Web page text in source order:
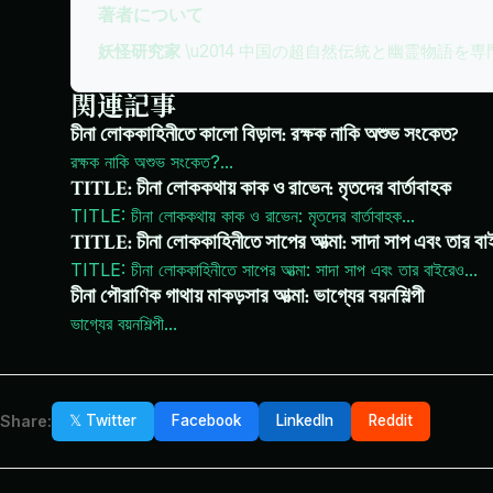
著者について
妖怪研究家 \u2014 中国の超自然伝統と幽霊物語を専
関連記事
চীনা লোককাহিনীতে কালো বিড়াল: রক্ষক নাকি অশুভ সংকেত?
রক্ষক নাকি অশুভ সংকেত?...
TITLE: চীনা লোককথায় কাক ও রাভেন: মৃতদের বার্তাবাহক
TITLE: চীনা লোককথায় কাক ও রাভেন: মৃতদের বার্তাবাহক...
TITLE: চীনা লোককাহিনীতে সাপের আত্মা: সাদা সাপ এবং তার
TITLE: চীনা লোককাহিনীতে সাপের আত্মা: সাদা সাপ এবং তার বাইরেও...
চীনা পৌরাণিক গাথায় মাকড়সার আত্মা: ভাগ্যের বয়নশিল্পী
ভাগ্যের বয়নশিল্পী...
Share: 𝕏 Twitter Facebook LinkedIn Reddit